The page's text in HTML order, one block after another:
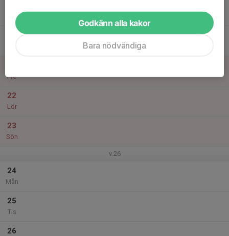
Ons
Fre
22
Lör
23
Sön
v.26
24
Mån
25
Tis
26
Godkänn alla kakor
Bara nödvändiga